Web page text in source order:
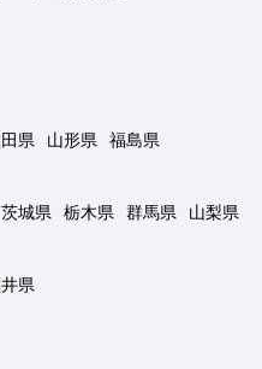
県 山形県
福島県
茨城県 栃木県 群馬県
山梨県
県